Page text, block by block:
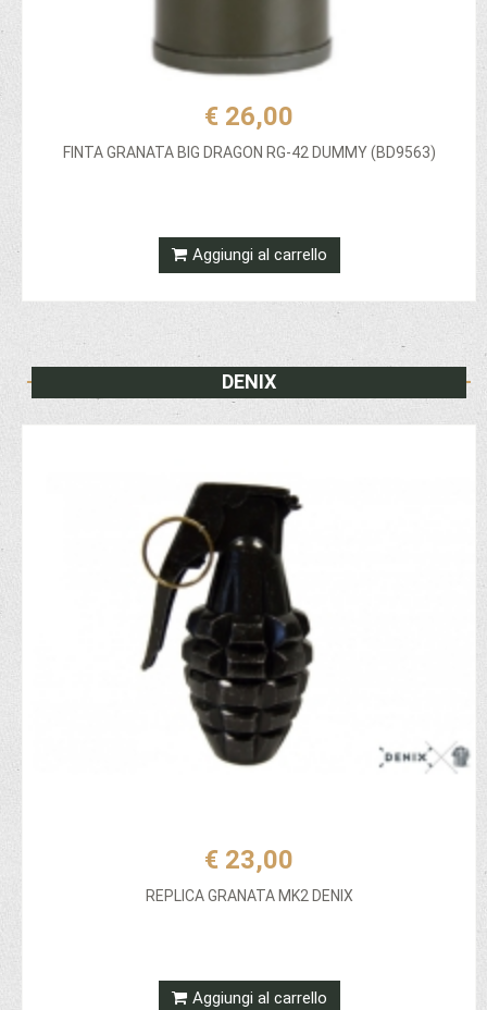
€ 26,00
FINTA GRANATA BIG DRAGON RG-42 DUMMY (BD9563)
Aggiungi al carrello
DENIX
€ 23,00
REPLICA GRANATA MK2 DENIX
Aggiungi al carrello